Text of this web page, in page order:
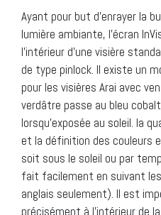
Ayant pour but d’enrayer la
lumière ambiante, l’écran
l’intérieur d’une visière
de type pinlock. Il existe un
pour les visières Arai avec
verdâtre passe au bleu
lorsqu’exposée au soleil. la
et la définition des couleurs
soit sous le soleil ou par
fait facilement en suivant
anglais seulement). Il est
précisément à l’intérieur de